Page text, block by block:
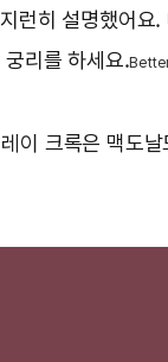
히 설명했어
리를 하세요.
이 크록은 맥도